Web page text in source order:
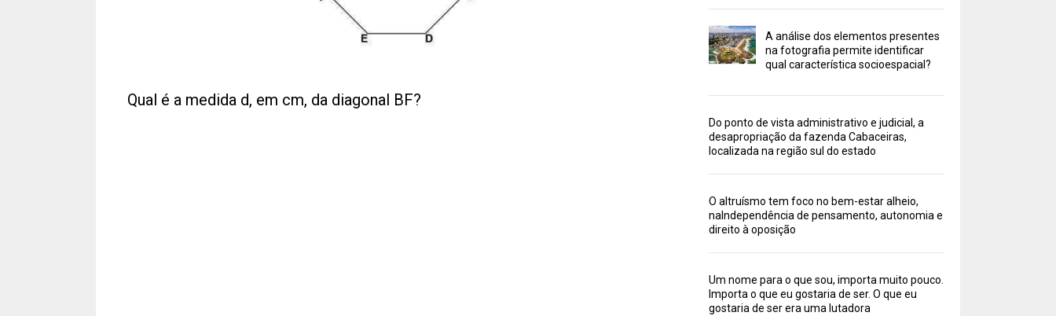
Qual é a medida d, em cm, da diagonal BF?
A análise dos elementos presentes
na fotografia permite identificar
qual característica socioespacial?
Do ponto de vista administrativo e judicial, a
desapropriação da fazenda Cabaceiras,
localizada na região sul do estado
O altruísmo tem foco no bem-estar alheio,
naIndependência de pensamento, autonomia e
direito à oposição
Um nome para o que sou, importa muito pouco.
Importa o que eu gostaria de ser. O que eu
gostaria de ser era uma lutadora